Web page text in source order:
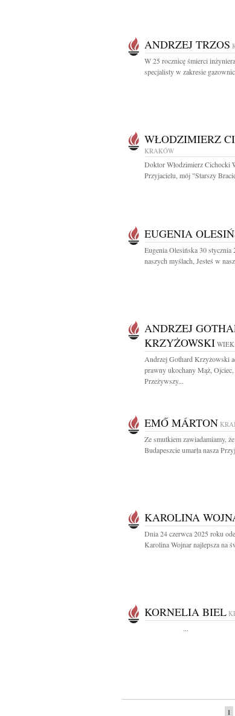
ANDRZEJ TRZOS
W 25 rocznicę śmierci
specjalisty w zakresie
WŁODZIMIERZ
KRAKÓW
Doktor Włodzimierz Cichocki
Przyjacielu, mój "Starszy
EUGENIA
Eugenia Olesińska 30 stycznia
naszych myślach, Jesteś w
ANDRZEJ
KRZYŻOWSKI
Andrzej Gothard Krzyżowski
prawny ukochany Mąż,
Przeżywszy...
EMŐ MÁRTON
Ze smutkiem zawiadamiamy,
Budapeszcie umarła nasza
KAROLINA
Dnia 24 czerwca 2025 roku
Karolina Wojnar najlepsza na
KORNELIA BIEL
...
1